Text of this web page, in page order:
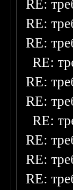
RE:
RE:
RE:
RE:
RE:
RE:
RE:
RE:
RE:
RE: